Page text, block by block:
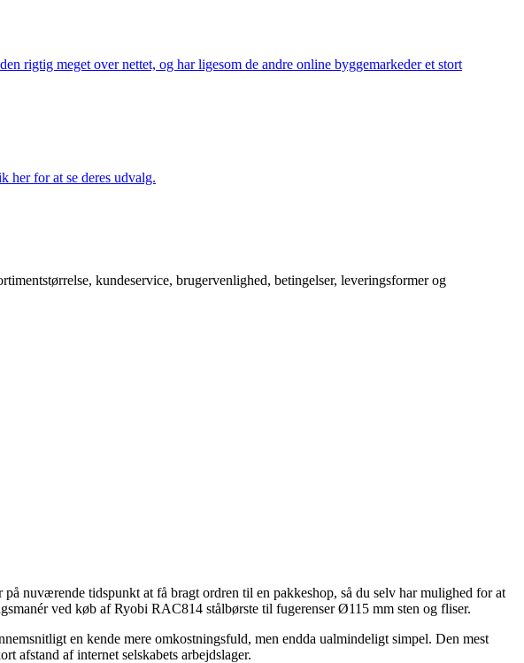
rigtig meget over nettet, og har ligesom de andre online byggemarkeder et stort
her for at se deres udvalg.
kundeservice, brugervenlighed, betingelser, leveringsformer og
nuværende tidspunkt at få bragt ordren til en pakkeshop, så du selv har mulighed for at
ved køb af Ryobi RAC814 stålbørste til fugerenser Ø115 mm sten og fliser.
en kende mere omkostningsfuld, men endda ualmindeligt simpel. Den mest
afstand af internet selskabets arbejdslager.